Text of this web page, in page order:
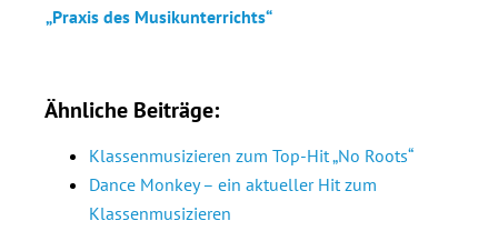
„Praxis des Musikunterrichts“
Ähnliche Beiträge:
Klassenmusizieren zum Top-Hit „No Roots“
Dance Monkey – ein aktueller Hit zum
Klassenmusizieren